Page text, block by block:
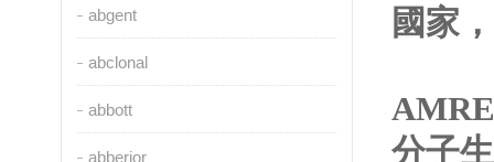
abgent
abclonal
abbott
abberior
國家
分子生